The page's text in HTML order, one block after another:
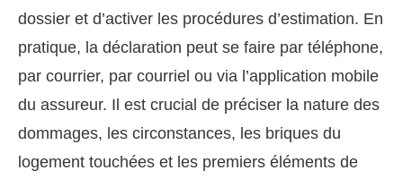
dossier et d’activer les procédures d’estimation. En
pratique, la déclaration peut se faire par téléphone,
par courrier, par courriel ou via l’application mobile
du assureur. Il est crucial de préciser la nature des
dommages, les circonstances, les briques du
logement touchées et les premiers éléments de